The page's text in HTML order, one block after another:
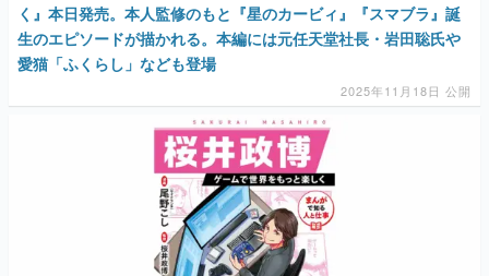
く』本日発売。本人監修のもと『星のカービィ』『スマブラ』誕
生のエピソードが描かれる。本編には元任天堂社長・岩田聡氏や
愛猫「ふくらし」なども登場
2025年11月18日 公開